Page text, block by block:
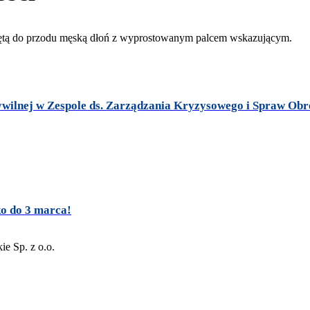
w Zespole ds. Zarządzania Kryzysowego i Spraw
do 3 marca!